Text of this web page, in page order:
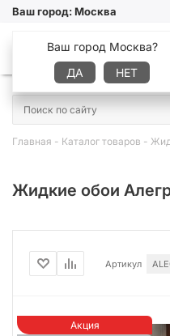
Ваш город:Москва
Ваш город Москва?
ДА
НЕТ
Главная - Каталог товаров -
Жидкие обои
Акция
Артикул